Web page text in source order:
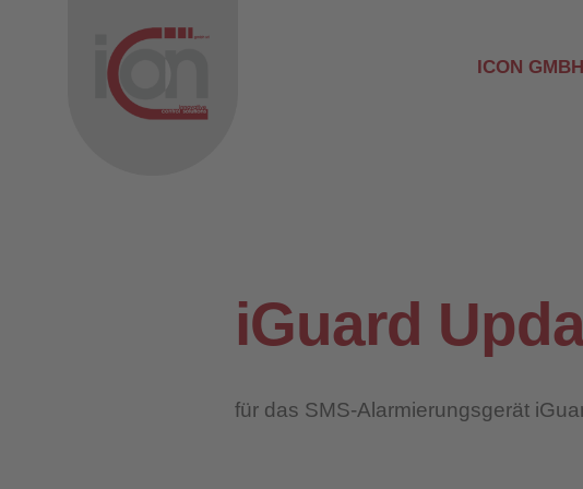
ICON GMBH
iGuard
für das SMS-Alarmierungsgerät